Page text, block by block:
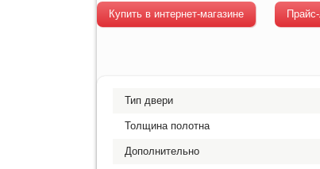
Купить в интернет-магазине
Тип двери
Толщина полотна
Дополнительно